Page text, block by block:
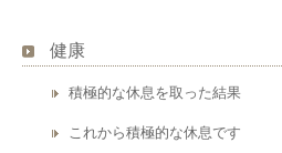
健康
積極的な休息を取った結果
これから積極的な休息です